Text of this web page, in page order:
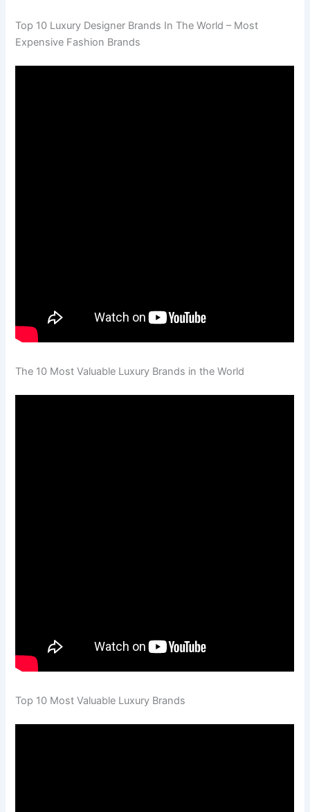
Top 10 Luxury Designer Brands In The World – Most
Expensive Fashion Brands
The 10 Most Valuable Luxury Brands in the World
Top 10 Most Valuable Luxury Brands